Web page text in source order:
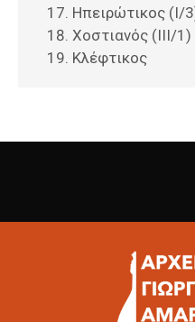
Ηπειρώτικος (Ι/
Χοστιανός (ΙΙΙ/1)
Κλέφτικος